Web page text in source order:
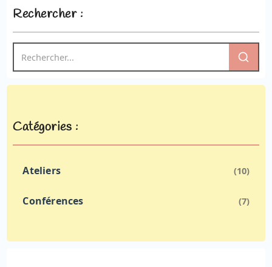
Rechercher :
Catégories :
Ateliers (10)
Conférences (7)